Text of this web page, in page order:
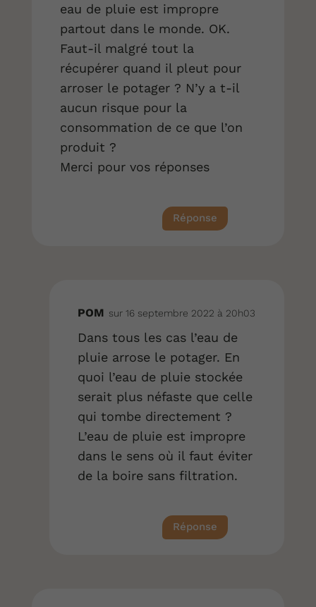
eau de pluie est impropre
partout dans le monde. OK.
Faut-il malgré tout la
récupérer quand il pleut pour
arroser le potager ? N’y a t-il
aucun risque pour la
consommation de ce que l’on
produit ?
Merci pour vos réponses
Réponse
POM sur 16 septembre 2022 à 20h03
Dans tous les cas l’eau de
pluie arrose le potager. En
quoi l’eau de pluie stockée
serait plus néfaste que celle
qui tombe directement ?
L’eau de pluie est impropre
dans le sens où il faut éviter
de la boire sans filtration.
Réponse